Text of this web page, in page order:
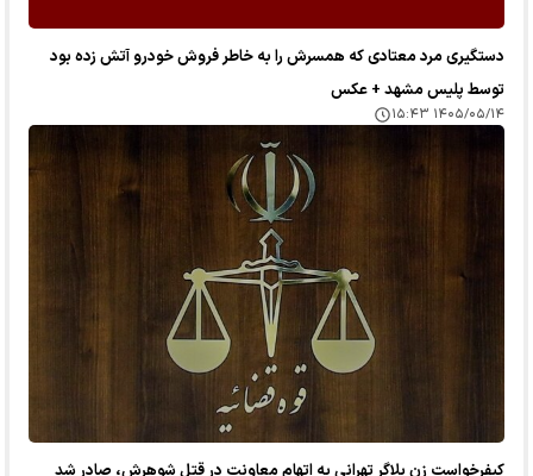
دستگیری مرد معتادی که همسرش را به خاطر فروش خودرو آتش زده بود
توسط پلیس مشهد + عکس
۱۴۰۵/۰۵/۱۴ ۱۵:۴۳
کیفرخواست زن بلاگر تهرانی به اتهام معاونت در قتل شوهرش، صادر شد